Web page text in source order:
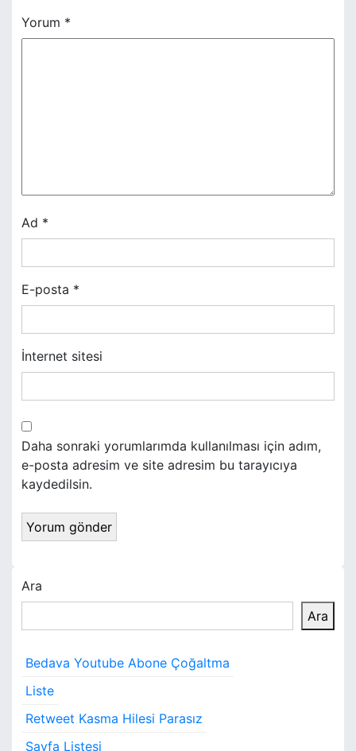
e
e
s
i
Yorum *
Ad *
E-posta *
İnternet sitesi
Daha sonraki yorumlarımda kullanılması için adım,
e-posta adresim ve site adresim bu tarayıcıya
kaydedilsin.
Ara
Ara
Bedava Youtube Abone Çoğaltma
Liste
Retweet Kasma Hilesi Parasız
Sayfa Listesi